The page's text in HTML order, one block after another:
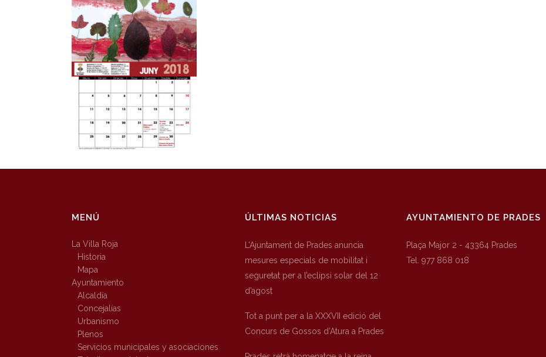
MENÚ
La Villa Roja
Historia
Mapa
Ayuntamiento
Alcaldía
Concejalías
Urbanismo
Plenos
Servicios municipales y asociaciones
ÚLTIMAS NOTICIAS
L’Ajuntament de Prades anuncia
mesures especials de mobilitat i
seguretat per a l’eclipsi solar del 12
d’agost
Tot a punt per a la XXXVII edició del
Concurs de Gossos d’Atura a Prades
AYUNTAMIENTO DE PRADES
Plaça Major 2 - 43364 Prades
Tel. 977 868 018